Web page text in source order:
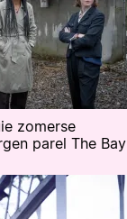
zomerse
parel The Bay